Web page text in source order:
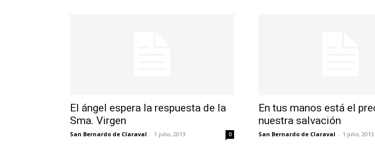
El ángel espera la respuesta de la
Sma. Virgen
San Bernardo de Claraval - 1 julio, 2013 0
En tus manos está el
nuestra salvación
San Bernardo de Claraval - 1 julio, 2013